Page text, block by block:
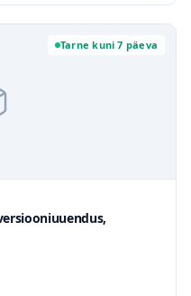
Tarne kuni 7 päeva